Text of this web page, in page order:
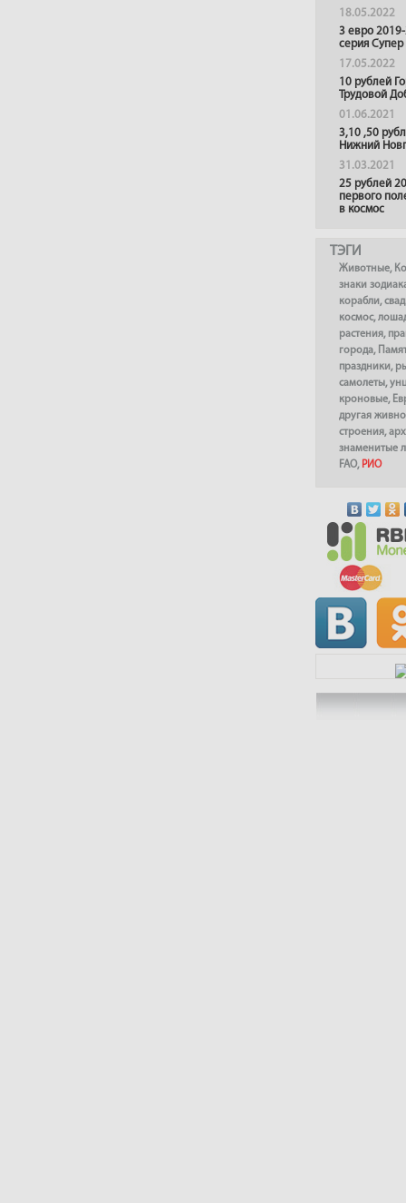
18.05.2022
3 евро
серия
17.05.2022
10 рублей
Трудовой
01.06.2021
3,10 ,50
Нижний
31.03.2021
25 рублей
первого
в космос
ТЭГИ
Животные,
знаки
корабли,
космос,
растения,
города,
праздники,
самолеты,
кроновые,
другая
строения,
знаменитые
FAO, РИО